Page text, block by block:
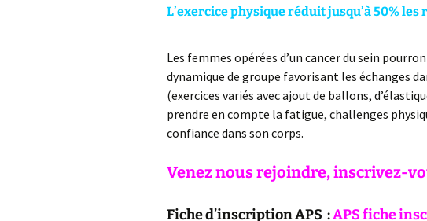
L’exercice physique réduit jusqu’à 50% les
Les femmes opérées d’un cancer du sein
dynamique de groupe favorisant les échanges
(exercices variés avec ajout de ballons,
prendre en compte la fatigue, challenges
confiance dans son corps.
Venez nous rejoindre, inscrivez-
Fiche d’inscription APS :APS fiche